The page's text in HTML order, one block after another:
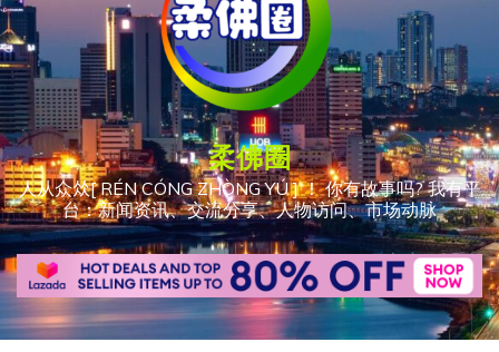
柔佛圈
人从众𠈌[ RÉN CÓNG ZHÒNG YÚ ] ！ 你有故事吗? 我有平
台：新闻资讯、交流分享、人物访问、市场动脉